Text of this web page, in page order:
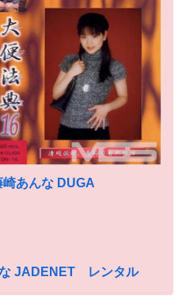
あんな DUGA
JADENET レンタル